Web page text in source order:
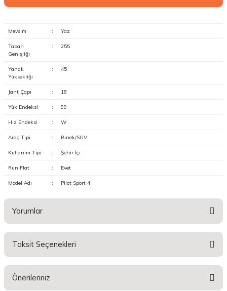
Mevsim : Yaz
Taban
Genişliği
: 255
Yanak
Yüksekliği
: 45
Jant Çapı : 18
Yük Endeksi : 99
Hız Endeksi : W
Araç Tipi : Binek/SUV
Kullanım Tipi : Şehir İçi
Run Flat : Evet
Model Adı : Pilot Sport 4
Yorumlar
Taksit Seçenekleri
Önerileriniz